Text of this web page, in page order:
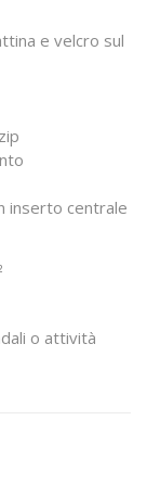
e velcro sul
inserto centrale
o attività